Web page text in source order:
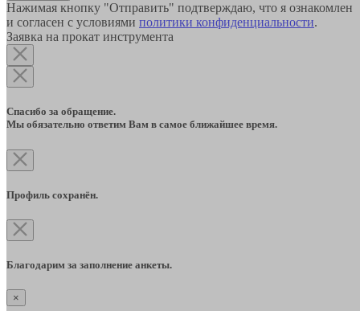
Нажимая кнопку "Отправить" подтверждаю, что я ознакомлен
и согласен с условиями политики конфиденциальности.
Заявка на прокат инструмента
Спасибо за обращение.
Мы обязательно ответим Вам в самое ближайшее время.
Профиль сохранён.
Благодарим за заполнение анкеты.
×